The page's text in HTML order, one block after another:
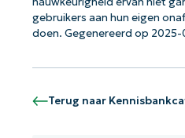
gebruikers aan hun eigen
doen. Gegenereerd op 2025-
Terug naar
Aan de slag
First